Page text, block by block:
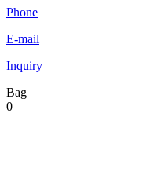
Phone
E-mail
Inquiry
Bag
0